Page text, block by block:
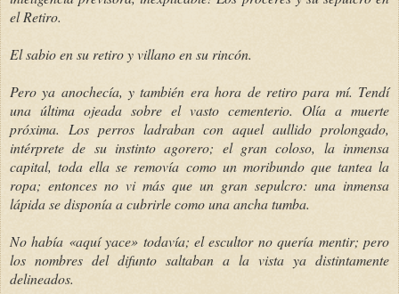
el Retiro.
El sabio en su retiro y villano en su rincón.
Pero ya anochecía, y también era hora de retiro para mí. Tendí
una última ojeada sobre el vasto cementerio. Olía a muerte
próxima. Los perros ladraban con aquel aullido prolongado,
intérprete de su instinto agorero; el gran coloso, la inmensa
capital, toda ella se removía como un moribundo que tantea la
ropa; entonces no vi más que un gran sepulcro: una inmensa
lápida se disponía a cubrirle como una ancha tumba.
No había «aquí yace» todavía; el escultor no quería mentir; pero
los nombres del difunto saltaban a la vista ya distintamente
delineados.